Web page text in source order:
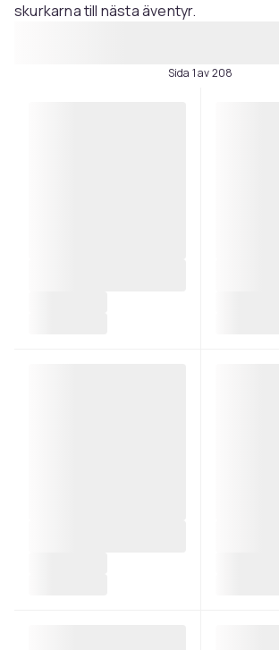
skurkarna till nästa äventyr.
Sida 1 av 208